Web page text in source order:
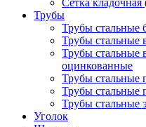
Сетка
Трубы
Трубы стальные
Трубы стальные
Трубы стальные
оцинкованные
Трубы стальные
Трубы стальные
Трубы стальные
Уголок